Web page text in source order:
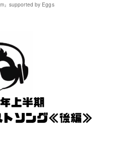
』supported by Eggs